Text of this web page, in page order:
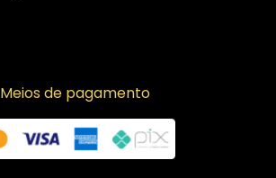
Meios de pagamento